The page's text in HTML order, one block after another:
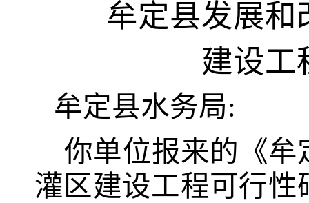
牟定县发展和
建设工
牟定县水务局:
你单位报来的 《
灌区建设工程可行性